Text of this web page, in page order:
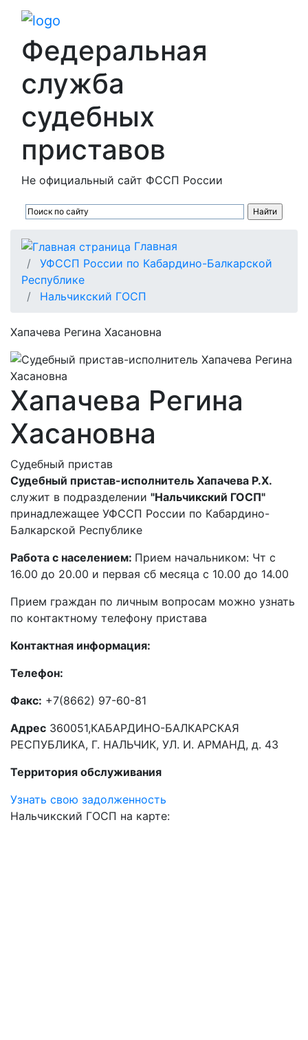
Федеральная
служба
судебных
приставов
Не официальный сайт ФССП России
Главная
УФССП России по Кабардино-Балкарской
Республике
Нальчикский ГОСП
Хапачева Регина Хасановна
Хапачева Регина
Хасановна
Судебный пристав
Судебный пристав-исполнитель Хапачева Р.Х.
служит в подразделении "Нальчикский ГОСП"
принадлежащее УФССП России по Кабардино-
Балкарской Республике
Работа с населением: Прием начальником: Чт с
16.00 до 20.00 и первая сб месяца с 10.00 до 14.00
Прием граждан по личным вопросам можно узнать
по контактному телефону пристава
Контактная информация:
Телефон:
Факс: +7(8662) 97-60-81
Адрес 360051,КАБАРДИНО-БАЛКАРСКАЯ
РЕСПУБЛИКА, Г. НАЛЬЧИК, УЛ. И. АРМАНД, д. 43
Территория обслуживания
Узнать свою задолженность
Нальчикский ГОСП на карте: